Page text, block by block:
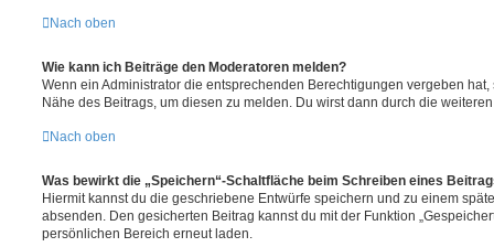
Nach oben
Wie kann ich Beiträge den Moderatoren melden?
Wenn ein Administrator die entsprechenden Berechtigungen vergeben
Nähe des Beitrags, um diesen zu melden. Du wirst dann durch die
Nach oben
Was bewirkt die „Speichern“-Schaltfläche beim Schreiben eines
Hiermit kannst du die geschriebene Entwürfe speichern und zu einem
absenden. Den gesicherten Beitrag kannst du mit der Funktion
persönlichen Bereich erneut laden.